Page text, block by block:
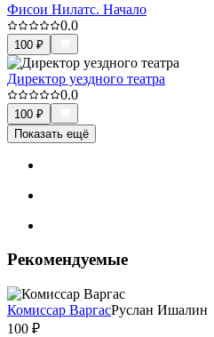
Фисои Нилатс. Начало
0.0
100 ₽
Директор уездного театра
0.0
100 ₽
Показать ещё
Рекомендуемые
Комиссар ВаргасРуслан Ишалин
100 ₽